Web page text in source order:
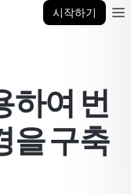
시작하기
하여 번
을 구축